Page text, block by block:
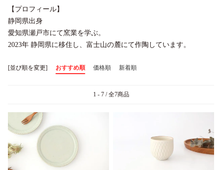
【プロフィール】
静岡県出身
愛知県瀬戸市にて窯業を学ぶ。
2023年 静岡県に移住し、富士山の麓にて作陶しています。
[並び順を変更] おすすめ順 価格順 新着順
1 - 7 / 全7商品